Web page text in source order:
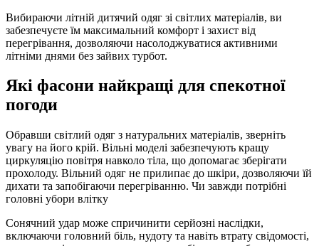
Вибираючи літній дитячий одяг зі світлих матеріалів, ви
забезпечуєте їм максимальний комфорт і захист від
перегрівання, дозволяючи насолоджуватися активними
літніми днями без зайвих турбот.
Які фасони найкращі для спекотної
погоди
Обравши світлий одяг з натуральних матеріалів, зверніть
увагу на його крій. Вільні моделі забезпечують кращу
циркуляцію повітря навколо тіла, що допомагає зберігати
прохолоду. Вільний одяг не прилипає до шкіри, дозволяючи їй
дихати та запобігаючи перегріванню. Чи завжди потрібні
головні убори влітку
Сонячний удар може спричинити серйозні наслідки,
включаючи головний біль, нудоту та навіть втрату свідомості,